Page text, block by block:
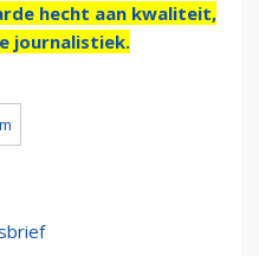
hecht aan kwaliteit,
journalistiek.